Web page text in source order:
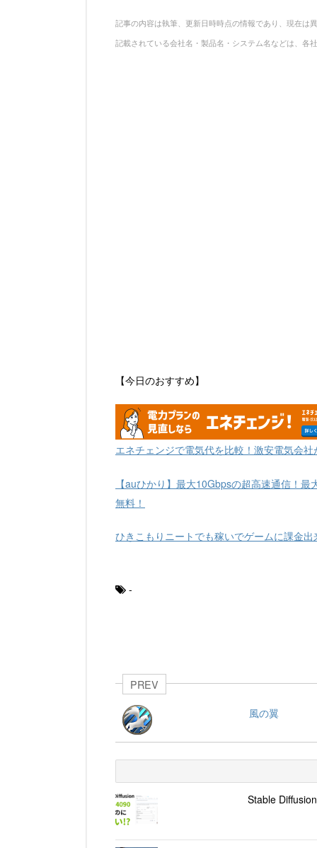
記事の内容は執筆、更新日時時点の情報であり、現在は
記載されている会社名・製品名・システム名などは、各
【今日のおすすめ】
エネチェンジで電気代を比較！激安電気会社
【auひかり】最大10Gbpsの超高速通信！
無料！
ひきこもりニートでも稼いでゲームに課金出
-
PREV
風の翼
Stable